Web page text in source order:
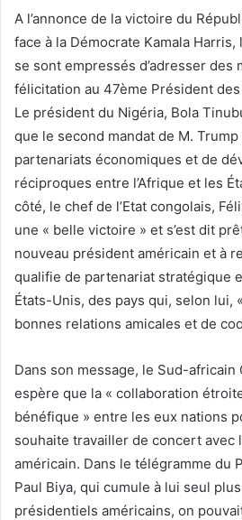
A l’annonce de la victoire du
face à la Démocrate Kamala
se sont empressés d’adresser des
félicitation au 47ème Président des
Le président du Nigéria, Bola
que le second mandat de M.
partenariats économiques et de
réciproques entre l’Afrique et les
côté, le chef de l’Etat congolais,
une « belle victoire » et s’est dit
nouveau président américain et à
qualifie de partenariat stratégique
États-Unis, des pays qui, selon lui,
bonnes relations amicales et de
Dans son message, le Sud-africain
espère que la « collaboration
bénéfique » entre les eux nations
souhaite travailler de concert avec
américain. Dans le télégramme du
Paul Biya, qui cumule à lui seul
présidentiels américains, on